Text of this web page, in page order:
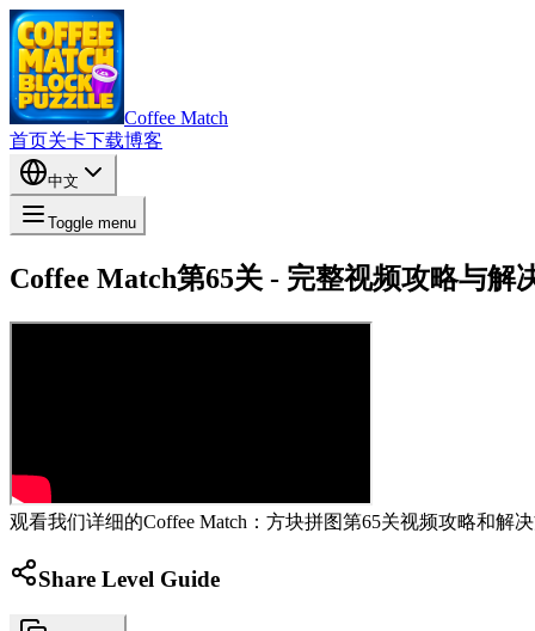
Coffee Match
首页关卡下载博客
中文
Toggle menu
Coffee Match第65关 - 完整视频攻略与解
观看我们详细的Coffee Match：方块拼图第65关视频攻略和解
Share Level Guide